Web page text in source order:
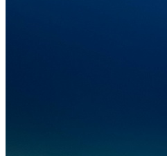
Das
https://
Das alte